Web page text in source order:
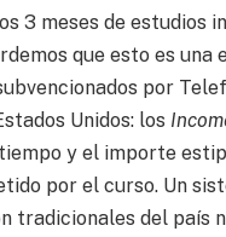
3 meses de estudios
que esto es una
por
Unidos: los
y el importe
por el curso. Un
tradicionales del país